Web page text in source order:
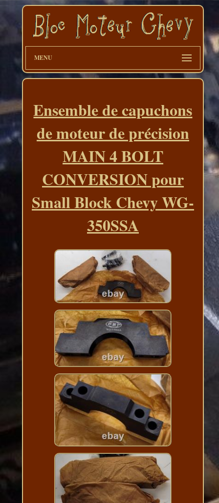
MENU
Ensemble de capuchons
de moteur de précision
MAIN 4 BOLT
CONVERSION pour
Small Block Chevy WG-
350SSA